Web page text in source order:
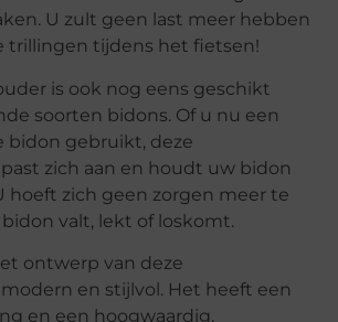
U zult geen last meer hebben
trillingen tijdens het fietsen!
is ook nog eens geschikt
soorten bidons. Of u nu een
bidon gebruikt, deze
zich aan en houdt uw bidon
hoeft zich geen zorgen meer te
valt, lekt of loskomt.
ontwerp van deze
en stijlvol. Het heeft een
en een hoogwaardig,